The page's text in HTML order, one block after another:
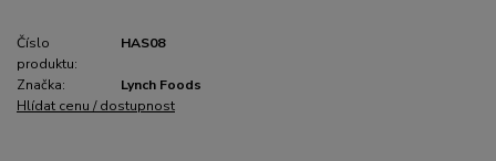
Číslo
produktu:
HAS08
Značka:
Lynch Foods
Hlídat cenu / dostupnost